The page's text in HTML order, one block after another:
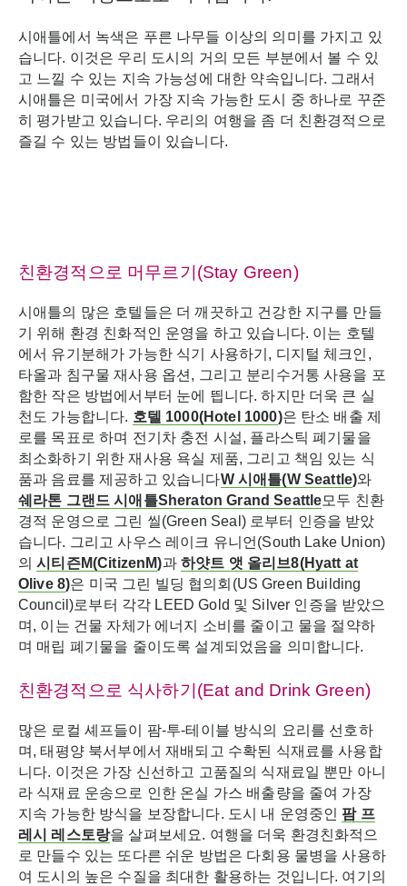
시애틀에서 녹색은 푸른 나무들 이상의 의미를 가지고 있
습니다. 이것은 우리 도시의 거의 모든 부분에서 볼 수 있
고 느낄 수 있는 지속 가능성에 대한 약속입니다. 그래서
시애틀은 미국에서 가장 지속 가능한 도시 중 하나로 꾸준
히 평가받고 있습니다. 우리의 여행을 좀 더 친환경적으로
즐길 수 있는 방법들이 있습니다.
친환경적으로 머무르기(Stay Green)
시애틀의 많은 호텔들은 더 깨끗하고 건강한 지구를 만들
기 위해 환경 친화적인 운영을 하고 있습니다. 이는 호텔
에서 유기분해가 가능한 식기 사용하기, 디지털 체크인,
타올과 침구물 재사용 옵션, 그리고 분리수거통 사용을 포
함한 작은 방법에서부터 눈에 띕니다. 하지만 더욱 큰 실
천도 가능합니다. 호텔 1000(Hotel 1000)은 탄소 배출 제
로를 목표로 하며 전기차 충전 시설, 플라스틱 폐기물을
최소화하기 위한 재사용 욕실 제품, 그리고 책임 있는 식
품과 음료를 제공하고 있습니다W 시애틀(W Seattle)와
쉐라톤 그랜드 시애틀Sheraton Grand Seattle모두 친환
경적 운영으로 그린 씰(Green Seal) 로부터 인증을 받았
습니다. 그리고 사우스 레이크 유니언(South Lake Union)
의시티즌M(CitizenM)과 하얏트 앳 올리브8(Hyatt at
Olive 8)은 미국 그린 빌딩 협의회(US Green Building
Council)로부터 각각 LEED Gold 및 Silver 인증을 받았으
며, 이는 건물 자체가 에너지 소비를 줄이고 물을 절약하
며 매립 폐기물을 줄이도록 설계되었음을 의미합니다.
친환경적으로 식사하기(Eat and Drink Green)
많은 로컬 셰프들이 팜-투-테이블 방식의 요리를 선호하
며, 태평양 북서부에서 재배되고 수확된 식재료를 사용합
니다. 이것은 가장 신선하고 고품질의 식재료일 뿐만 아니
라 식재료 운송으로 인한 온실 가스 배출량을 줄여 가장
지속 가능한 방식을 보장합니다. 도시 내 운영중인 팜 프
레시 레스토랑을 살펴보세요. 여행을 더욱 환경친화적으
로 만들수 있는 또다른 쉬운 방법은 다회용 물병을 사용하
여 도시의 높은 수질을 최대한 활용하는 것입니다. 여기의